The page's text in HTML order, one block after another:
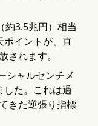
約3.5兆円）相当
ポイントが、直
されます。
シャルセンチメ
した。これは過
きた逆張り指標